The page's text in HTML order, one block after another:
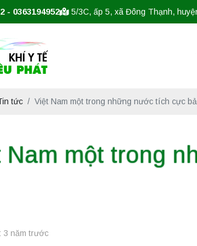
- 0363194952 5/3C, ấp 5, xã Đông Thạnh,
tức Việt Nam một trong những nước tích cực
Nam một trong
3 năm trước